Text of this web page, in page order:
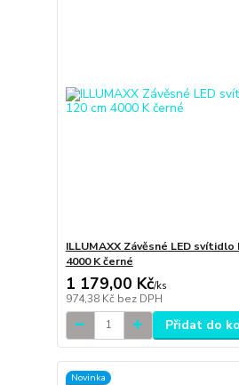
ILLUMAXX Závěsné LED svítidlo
4000 K černé
1 179,00 Kč/ks
974,38 Kč bez DPH
Přidat do
Novinka